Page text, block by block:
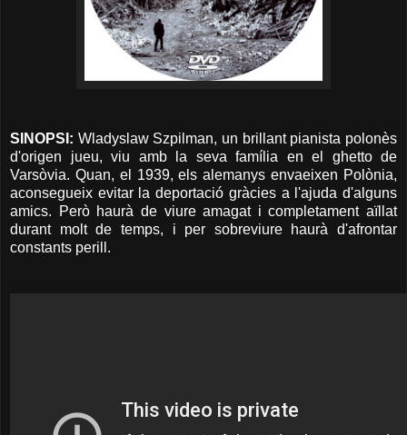
SINOPSI: Wladyslaw Szpilman, un brillant pianista polonès
d'origen jueu, viu amb la seva família en el ghetto de
Varsòvia. Quan, el 1939, els alemanys envaeixen Polònia,
aconsegueix evitar la deportació gràcies a l'ajuda d'alguns
amics. Però haurà de viure amagat i completament aïllat
durant molt de temps, i per sobreviure haurà d'afrontar
constants perill.